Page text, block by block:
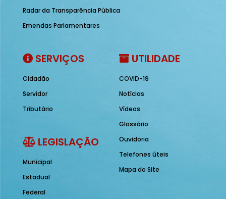
Radar da Transparência Pública
Emendas Parlamentares
SERVIÇOS
Cidadão
Servidor
Tributário
LEGISLAÇÃO
Municipal
Estadual
Federal
UTILIDADE
COVID-19
Notícias
Vídeos
Glossário
Ouvidoria
Telefones úteis
Mapa do Site